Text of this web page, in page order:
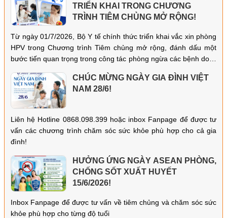
TRIỂN KHAI TRONG CHƯƠNG
TRÌNH TIÊM CHỦNG MỞ RỘNG!
Từ ngày 01/7/2026, Bộ Y tế chính thức triển khai vắc xin phòng
HPV trong Chương trình Tiêm chủng mở rộng, đánh dấu một
bước tiến quan trọng trong công tác phòng ngừa các bệnh do vi
CHÚC MỪNG NGÀY GIA ĐÌNH VIỆT
NAM 28/6!
Liên hệ Hotline 0868.098.399 hoặc inbox Fanpage để được tư
vấn các chương trình chăm sóc sức khỏe phù hợp cho cả gia
đình!
HƯỞNG ỨNG NGÀY ASEAN PHÒNG,
CHỐNG SỐT XUẤT HUYẾT
15/6/2026!
Inbox Fanpage để được tư vấn về tiêm chủng và chăm sóc sức
khỏe phù hợp cho từng độ tuổi